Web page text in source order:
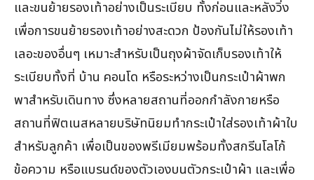
และขนย้ายรองเท้าอย่างเป็นระเบียบ ทั้งก่อนและหลังวิ่ง
เพื่อการขนย้ายรองเท้าอย่างสะดวก ป้องกันไม่ให้รองเท้า
เลอะของอื่นๆ เหมาะสำหรับเป็นถุงผ้าจัดเก็บรองเท้าให้
ระเบียบทั้งที่ บ้าน คอนโด หรือระหว่างเป็นกระเป๋าผ้าพก
พาสำหรับเดินทาง ซึ่งหลายสถานที่ออกกำลังกายหรือ
สถานที่ฟิตเนสหลายบริษัทนิยมทำกระเป๋าใส่รองเท้าผ้าใบ
สำหรับลูกค้า เพื่อเป็นของพรีเมียมพร้อมทั้งสกรีนโลโก้
ข้อความ หรือแบรนด์ของตัวเองบนตัวกระเป๋าผ้า และเพื่อ